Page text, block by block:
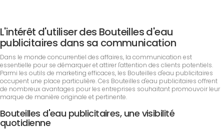
L'intérêt d'utiliser des Bouteilles d'eau
publicitaires dans sa communication
Dans le monde concurrentiel des affaires, la communication est
essentielle pour se démarquer et attirer l'attention des clients potentiels.
Parmi les outils de marketing efficaces, les Bouteilles d'eau publicitaires
occupent une place particulière. Ces Bouteilles d'eau publicitaires offrent
de nombreux avantages pour les entreprises souhaitant promouvoir leur
marque de manière originale et pertinente.
Bouteilles d'eau publicitaires, une visibilité
quotidienne